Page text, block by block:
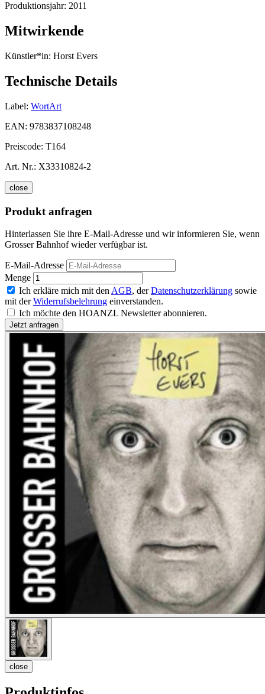
Produktionsjahr: 2011
Mitwirkende
Künstler*in: Horst Evers
Technische Details
Label: WortArt
EAN: 9783837108248
Preiscode: T164
Art. Nr.: X33310824-2
close
Produkt anfragen
Hinterlassen Sie ihre E-Mail-Adresse und wir informieren Sie, wenn
Grosser Bahnhof wieder verfügbar ist.
E-Mail-Adresse
Menge
Ich erkläre mich mit den AGB, derDatenschutzerklärung sowie
mit derWiderrufsbelehrung einverstanden.
Ich möchte den HOANZL Newsletter abonnieren.
close